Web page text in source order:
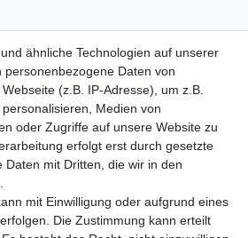
ähnliche Technologien auf unserer
Daten von
(z.B. IP-Adresse), um z.B.
Medien von
oder Zugriffe auf unsere Website zu
erfolgt erst durch gesetzte
Daten mit Dritten, die wir in den
mit Einwilligung oder aufgrund eines
Die Zustimmung kann erteilt